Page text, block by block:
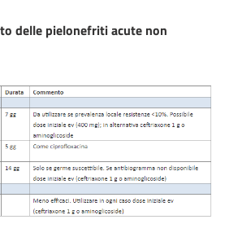
delle pielonefriti acute non